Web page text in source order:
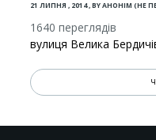
21 ЛИПНЯ , 2014,BYАНОНІМ (НЕ
1640 переглядів
вулиця Велика